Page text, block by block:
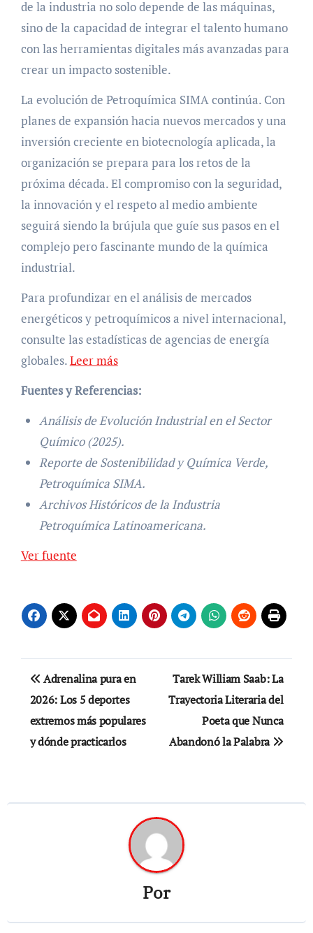
de la industria no solo depende de las máquinas,
sino de la capacidad de integrar el talento humano
con las herramientas digitales más avanzadas para
crear un impacto sostenible.
La evolución de Petroquímica SIMA continúa. Con
planes de expansión hacia nuevos mercados y una
inversión creciente en biotecnología aplicada, la
organización se prepara para los retos de la
próxima década. El compromiso con la seguridad,
la innovación y el respeto al medio ambiente
seguirá siendo la brújula que guíe sus pasos en el
complejo pero fascinante mundo de la química
industrial.
Para profundizar en el análisis de mercados
energéticos y petroquímicos a nivel internacional,
consulte las estadísticas de agencias de energía
globales.Leer más
Fuentes y Referencias:
Análisis de Evolución Industrial en el Sector
Químico (2025).
Reporte de Sostenibilidad y Química Verde,
Petroquímica SIMA.
Archivos Históricos de la Industria
Petroquímica Latinoamericana.
Navegación
entradas
Ver fuente
Navegación
de
entradas
Adrenalina pura en
2026: Los 5 deportes
extremos más populares
y dónde practicarlos
Tarek William Saab: La
Trayectoria Literaria del
Poeta que Nunca
Abandonó la Palabra
Por